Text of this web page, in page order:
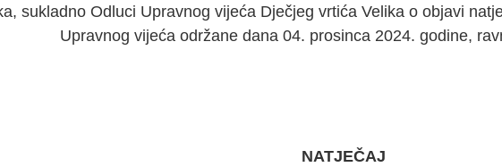
sukladno Odluci Upravnog vijeća Dječjeg vrtića Velika o objavi
Upravnog vijeća održane dana 04. prosinca 2024. godine,
NATJEČAJ